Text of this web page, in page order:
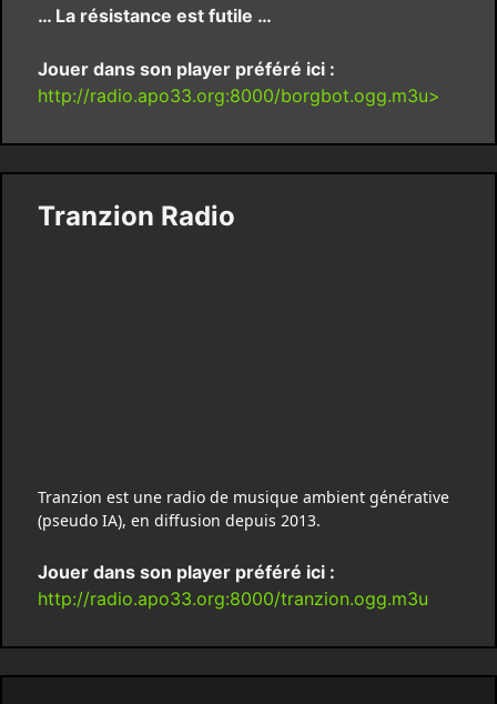
… La résistance est futile …
Jouer dans son player préféré ici :
http://radio.apo33.org:8000/borgbot.ogg.m3u>
Tranzion Radio
Tranzion est une radio de musique ambient générative
(pseudo IA), en diffusion depuis 2013.
Jouer dans son player préféré ici :
http://radio.apo33.org:8000/tranzion.ogg.m3u